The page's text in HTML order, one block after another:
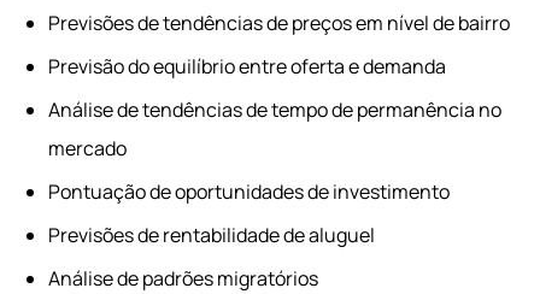
Previsões de tendências de preços em nível de bairro
Previsão do equilíbrio entre oferta e demanda
Análise de tendências de tempo de permanência no
mercado
Pontuação de oportunidades de investimento
Previsões de rentabilidade de aluguel
Análise de padrões migratórios